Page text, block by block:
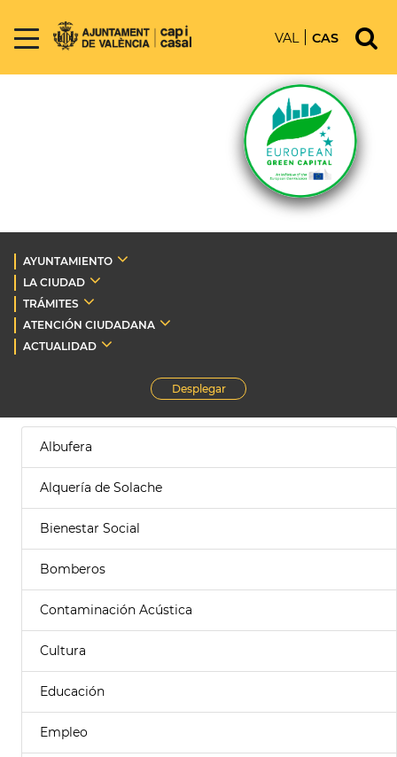
VAL CAS
AYUNTAMIENTO
LA CIUDAD
TRÁMITES
ATENCIÓN CIUDADANA
ACTUALIDAD
Desplegar
Albufera
Alquería de Solache
Bienestar Social
Bomberos
Contaminación Acústica
Cultura
Educación
Empleo